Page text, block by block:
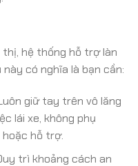
thị, hệ thống hỗ trợ làn
có nghĩa là bạn cần:
giữ tay trên vô lăng
lái xe, không phụ
hỗ trợ.
trì khoảng cách an